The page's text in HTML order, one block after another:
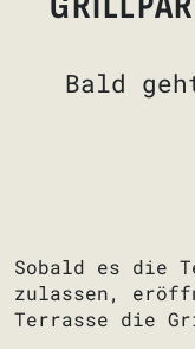
Bald
Sobald es die
zulassen,
Terrasse die